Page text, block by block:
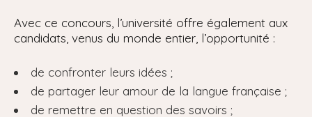
Avec ce concours, l’université offre également aux
candidats, venus du monde entier, l’opportunité :
de confronter leurs idées ;
de partager leur amour de la langue française ;
de remettre en question des savoirs ;